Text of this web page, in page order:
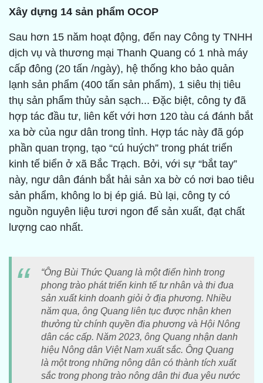
Xây dựng 14 sản phẩm OCOP
Sau hơn 15 năm hoạt động, đến nay Công ty TNHH
dịch vụ và thương mại Thanh Quang có 1 nhà máy
cấp đông (20 tấn /ngày), hệ thống kho bảo quản
lạnh sản phẩm (400 tấn sản phẩm), 1 siêu thị tiêu
thụ sản phẩm thủy sản sạch... Đặc biệt, công ty đã
hợp tác đầu tư, liên kết với hơn 120 tàu cá đánh bắt
xa bờ của ngư dân trong tỉnh. Hợp tác này đã góp
phần quan trọng, tạo “cú huých” trong phát triển
kinh tế biển ở xã Bắc Trạch. Bởi, với sự “bắt tay”
này, ngư dân đánh bắt hải sản xa bờ có nơi bao tiêu
sản phẩm, không lo bị ép giá. Bù lại, công ty có
nguồn nguyên liệu tươi ngon để sản xuất, đạt chất
lượng cao nhất.
“Ông Bùi Thức Quang là một điển hình trong
phong trào phát triển kinh tế tư nhân và thi đua
sản xuất kinh doanh giỏi ở địa phương. Nhiều
năm qua, ông Quang liên tục được nhận khen
thưởng từ chính quyền địa phương và Hội Nông
dân các cấp. Năm 2023, ông Quang nhận danh
hiệu Nông dân Việt Nam xuất sắc. Ông Quang
là một trong những nông dân có thành tích xuất
sắc trong phong trào nông dân thi đua yêu nước